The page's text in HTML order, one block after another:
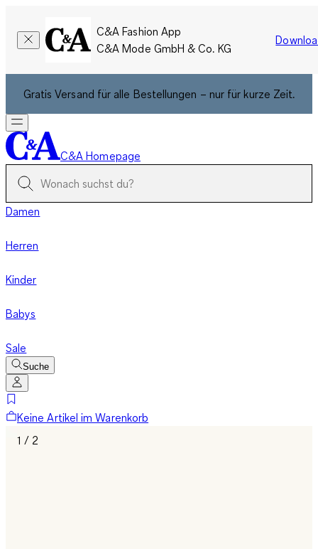
C&A Fashion App
C&A Mode GmbH & Co. KG
Gratis Versand für alle Bestellungen – nur für kurze Zeit.
C&A Homepage
Damen
Herren
Kinder
Babys
Sale
Suche
Keine Artikel im Warenkorb
1 / 2